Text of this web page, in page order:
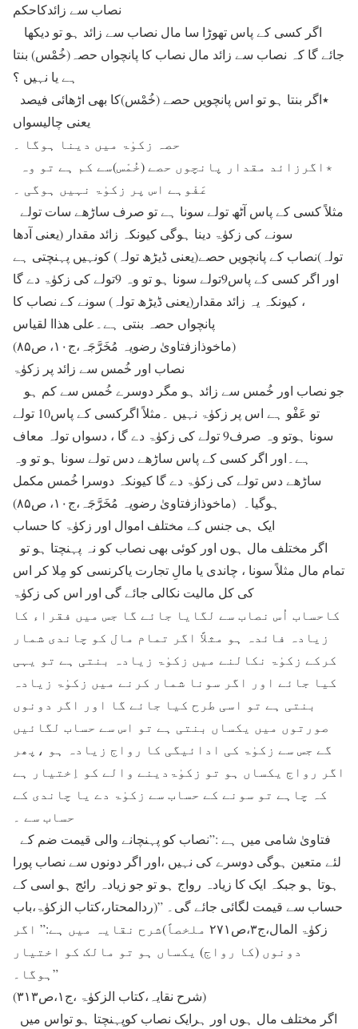
نصاب سے زائدکاحکم
جائے گا کہ نصاب سے زائد مال نصاب کا پانچواں حصہ(خُمْس) بنتا
ہے یا نہیں ؟
یعنی چالیسواں
حصہ زکوٰۃ میں دینا ہوگا ۔
عَفْوہے اس پر زکوٰۃ نہیں ہوگی ۔
سونے کی زکوٰۃ دینا ہوگی کیونکہ زائد مقدار (یعنی آدھا
تولہ)نصاب کے پانچویں حصے(یعنی ڈیڑھ تولہ) کونہیں پہنچتی ہے
اور اگر کسی کے پاس9تولے سونا ہو تو وہ 9تولے کی زکوٰۃ دے گا
، کیونکہ یہ زائد مقدار(یعنی ڈیڑھ تولہ) سونے کے نصاب کا
پانچواں حصہ بنتی ہے۔علی ھذاا لقیاس
(ماخوذازفتاویٰ رضویہ مُخَرَّجَہ،ج۱۰، ص۸۵)
نصاب اور خُمس سے زائد پر زکوٰۃ
تو عَفْو ہے اس پر زکوٰۃ نہیں ۔مثلاً اگرکسی کے پاس10 تولے
سونا ہوتو وہ صرف9 تولے کی زکوٰۃ دے گا ، دسواں تولہ معاف
ہے۔اور اگر کسی کے پاس ساڑھے دس تولے سونا ہو تو وہ
ساڑھے دس تولے کی زکوٰۃ دے گا کیونکہ دوسرا خُمس مکمل
ہوگیا۔ (ماخوذازفتاویٰ رضویہ مُخَرَّجَہ،ج۱۰، ص۸۵)
ایک ہی جنس کے مختلف اموال اور زکوٰۃ کا حساب
تمام مال مثلاً سونا ، چاندی یا مالِ تجارت یاکرنسی کو مِلا کر اس
کی کل مالیت نکالی جائے گی اور اس کی زکوٰۃ
کاحساب اُس نصاب سے لگایا جائے گا جس میں فقراء کا
زیادہ فائدہ ہو مثلاً اگر تمام مال کو چاندی شمار
کرکے زکوٰۃ نکالنے میں زکوٰۃ زیادہ بنتی ہے تو یہی
کیا جائے اور اگر سونا شمار کرنے میں زکوٰۃ زیادہ
بنتی ہے تو اسی طرح کیا جائے گا اور اگر دونوں
صورتوں میں یکساں بنتی ہے تو اس سے حساب لگائیں
گے جس سے زکوٰۃ کی ادائیگی کا رواج زیادہ ہو ،پھر
اگر رواج یکساں ہو تو زکوٰۃدینے والے کو اِختیار ہے
کہ چاہے تو سونے کے حساب سے زکوٰۃ دے یا چاندی کے
حساب سے ۔
لئے متعین ہوگی دوسرے کی نہیں ،اور اگر دونوں سے نصاب پورا
ہوتا ہو جبکہ ایک کا زیادہ رواج ہو تو جو زیادہ رائج ہو اسی کے
حساب سے قیمت لگائی جائے گی۔ ”(ردالمحتار،کتاب الزکوٰۃ،باب
زکوٰۃ المال،ج۳،ص۲۷۱ ملخصاً)شرح نقایہ میں ہے:” اگر
دونوں (کا رواج) یکساں ہو تو مالک کو اختیار
ہوگا۔”
(شرح نقایہ،کتاب الزکوٰۃ ،ج۱،ص۳۱۳)